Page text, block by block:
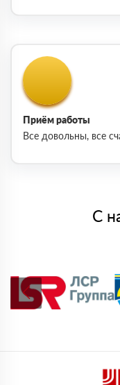
Приём работы
Все довольны, все
С